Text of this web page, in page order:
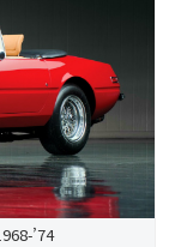
’74